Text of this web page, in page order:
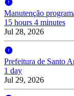
Manutenção
15 hours 4 minutes
Jul 28, 2026
Prefeitura de Santo
1 day
Jul 29, 2026